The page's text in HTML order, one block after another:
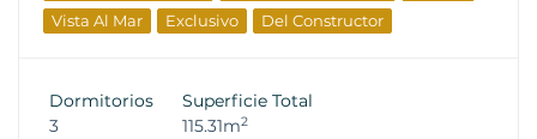
Vista Al Mar
Exclusivo Del Constructor
Dormitorios
3
Superficie Total
115.31m2